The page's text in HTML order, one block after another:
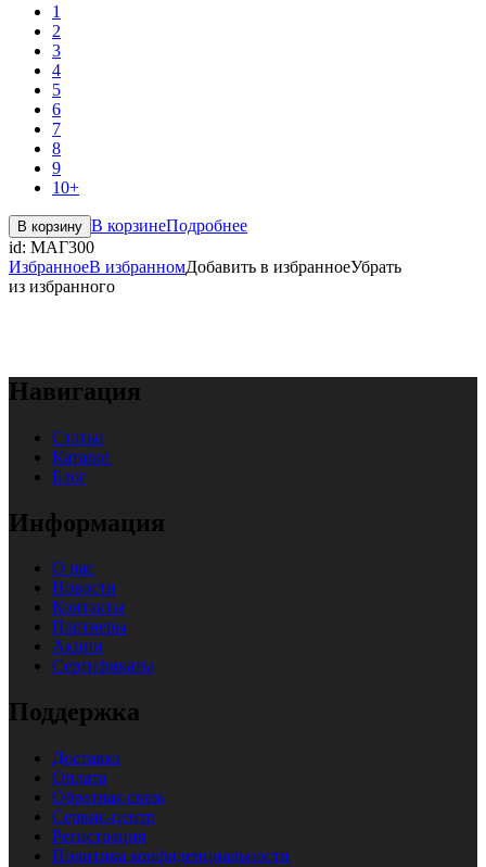
1
2
3
4
5
6
7
8
9
10+
В корзину В корзинеПодробнее
id: МАГ300
ИзбранноеВ избранномДобавить в избранноеУбрать
из избранного
Навигация
Статьи
Каталог
Блог
Информация
О нас
Новости
Контакты
Партнеры
Акции
Сертификаты
Поддержка
Доставка
Оплата
Обратная связь
Сервис-центр
Регистрация
Политика конфиденциальности